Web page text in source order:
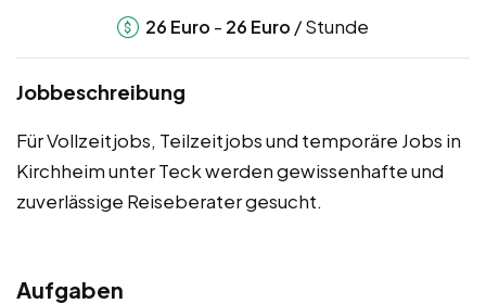
26 Euro - 26 Euro / Stunde
Jobbeschreibung
Für Vollzeitjobs, Teilzeitjobs und temporäre Jobs in
Kirchheim unter Teck werden gewissenhafte und
zuverlässige Reiseberater gesucht.
Aufgaben